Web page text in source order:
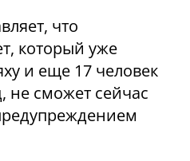
что
который уже
и еще 17 человек
не сможет сейчас